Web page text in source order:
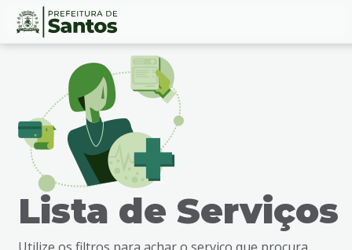
Ir
Conteúdo
Lista de Serviços